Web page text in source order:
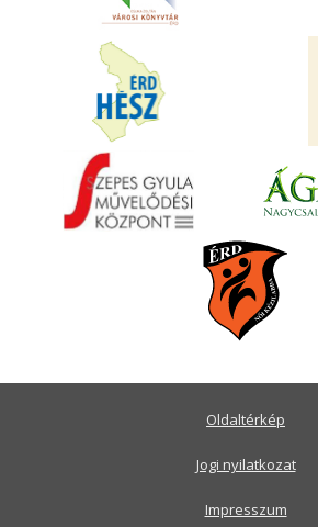
Oldaltérkép
Jogi nyilatkozat
Impresszum